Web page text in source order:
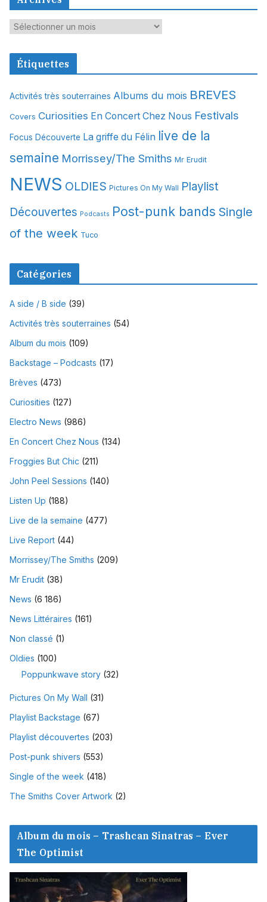
A
c
v
e
Étiquettes
Activités très souterraines Albums du mois BREVES
Covers Curiosities En Concert Chez Nous Festivals
Focus Découverte La griffe du Félin live de la
semaine Morrissey/The Smiths Mr Erudit
NEWS OLDIES Pictures On My Wall Playlist
Découvertes Podcasts Post-punk bands Single
of the week Tuco
Catégories
A side / B side (39)
Activités très souterraines (54)
Album du mois (109)
Backstage – Podcasts (17)
Brèves (473)
Curiosities (127)
Electro News (986)
En Concert Chez Nous (134)
Froggies But Chic (211)
John Peel Sessions (140)
Listen Up (188)
Live de la semaine (477)
Live Report (44)
Morrissey/The Smiths (209)
Mr Erudit (38)
News (6 186)
News Littéraires (161)
Non classé (1)
Oldies (100)
Poppunkwave story (32)
Pictures On My Wall (31)
Playlist Backstage (67)
Playlist découvertes (203)
Post-punk shivers (553)
Single of the week (418)
The Smiths Cover Artwork (2)
Album du mois – Trashcan Sinatras – Ever
The Optimist